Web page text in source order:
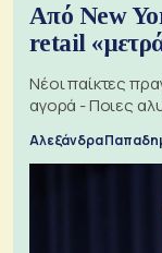
Από New
retail
Νέοι παίκτες
αγορά - Ποιες
Αλεξάνδρα